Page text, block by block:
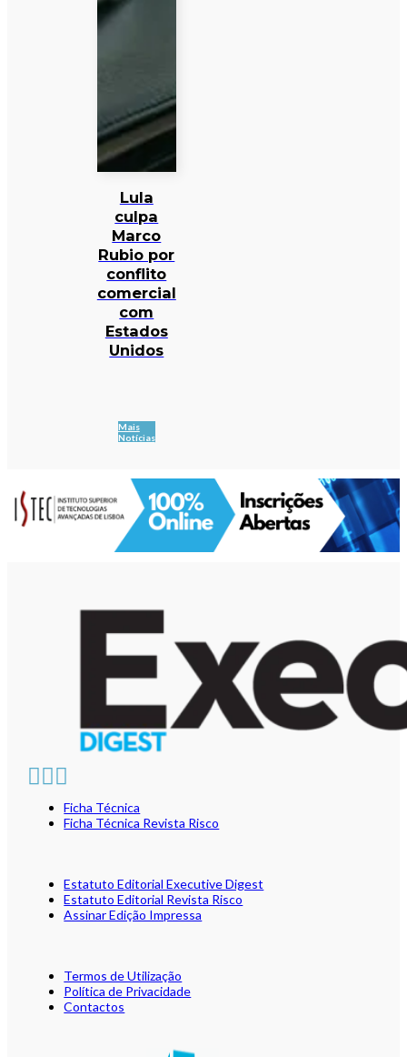
Lula
culpa
Marco
Rubio por
conflito
comercial
com
Estados
Unidos
Mais
Notícias
Ficha Técnica
Ficha Técnica Revista Risco
Estatuto Editorial Executive Digest
Estatuto Editorial Revista Risco
Assinar Edição Impressa
Termos de Utilização
Política de Privacidade
Contactos